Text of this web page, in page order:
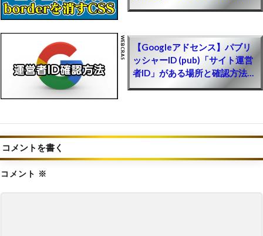
【新規ゲーム】人気のおすすめソシャゲ一覧｜リ
リースしたての面白いゲームまとめ【PR】
【モンハンNow】ジェムを無料でチート級に集め
る最強裏技方法｜簡単に無課金で廃課金レベル！
お得にお金を入手するやり方【モンスターハンタ
ーナウ攻略】
【バイオレクイエム】グレース女子高生の見た目
MODの導入方法と使い方【バイオハザード9チー
整方法【ワードプレス】
【Googleアドセンス】パブリ
ッシャーID (pub)「サイト運営
者ID」がある場所と確認方法
【WordPressブログ収益化】
コメントを書く
コメント ※